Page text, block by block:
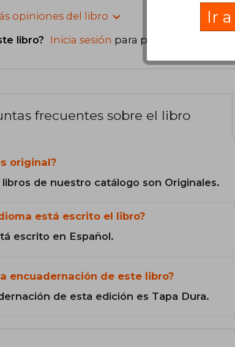
opiniones del libro
libro? Inicia sesión para poder agregar tu
frecuentes sobre el libro
original?
libros de nuestro catálogo son Originales.
está escrito el libro?
escrito en Español.
encuadernación de este libro?
de esta edición es Tapa Dura.
Ir